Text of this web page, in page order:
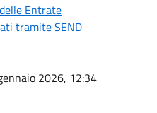
Entrate
tramite SEND
2026, 12:34